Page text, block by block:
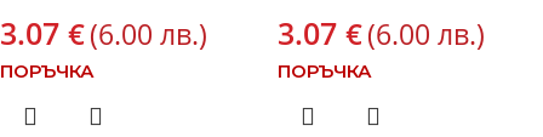
3.07 €(6.00 лв.)
ПОРЪЧКА
3.07 €(6.00 лв.)
ПОРЪЧКА